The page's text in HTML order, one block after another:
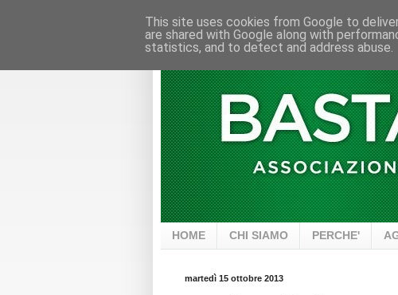
HOME CHI SIAMO PERCHE'
martedì 15 ottobre 2013
This site uses cookies from Google to
are shared with Google along with
statistics, and to detect and address abuse.